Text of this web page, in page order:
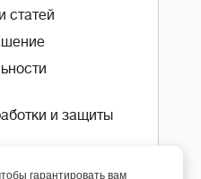
статей
и защиты
гарантировать вам